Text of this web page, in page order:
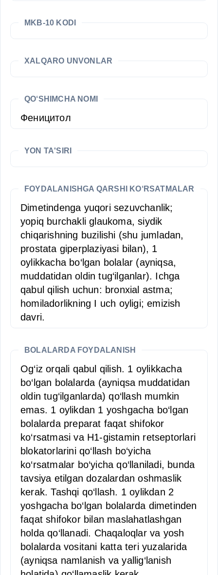
MKB-10 KODI
XALQARO UNVONLAR
QO‘SHIMCHA NOMI
Феницитол
YON TA'SIRI
FOYDALANISHGA QARSHI KO‘RSATMALAR
Dimetindenga yuqori sezuvchanlik;
yopiq burchakli glaukoma, siydik
chiqarishning buzilishi (shu jumladan,
prostata giperplaziyasi bilan), 1
oylikkacha bo‘lgan bolalar (ayniqsa,
muddatidan oldin tug‘ilganlar). Ichga
qabul qilish uchun: bronxial astma;
homiladorlikning I uch oyligi; emizish
davri.
BOLALARDA FOYDALANISH
Og‘iz orqali qabul qilish. 1 oylikkacha
bo‘lgan bolalarda (ayniqsa muddatidan
oldin tug‘ilganlarda) qo‘llash mumkin
emas. 1 oylikdan 1 yoshgacha bo‘lgan
bolalarda preparat faqat shifokor
ko‘rsatmasi va H1-gistamin retseptorlari
blokatorlarini qo‘llash bo‘yicha
ko‘rsatmalar bo‘yicha qo‘llaniladi, bunda
tavsiya etilgan dozalardan oshmaslik
kerak. Tashqi qo‘llash. 1 oylikdan 2
yoshgacha bo‘lgan bolalarda dimetinden
faqat shifokor bilan maslahatlashgan
holda qo‘llanadi. Chaqaloqlar va yosh
bolalarda vositani katta teri yuzalarida
(ayniqsa namlanish va yallig‘lanish